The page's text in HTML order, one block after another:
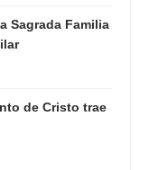
Sagrada Familia
de Cristo trae